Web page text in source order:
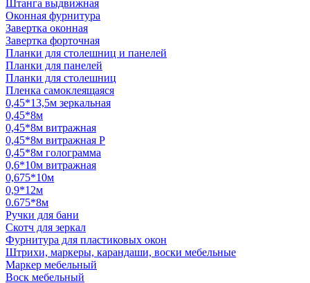
Штанга выдвижная
Оконная фурнитура
Завертка оконная
Завертка форточная
Планки для столешниц и панелей
Планки для панелей
Планки для столешниц
Пленка самоклеящаяся
0,45*13,5м зеркальная
0,45*8м
0,45*8м витражная
0,45*8м витражная Р
0,45*8м голограмма
0,6*10м витражная
0,675*10м
0,9*12м
0.675*8м
Ручки для бани
Скотч для зеркал
Фурнитура для пластиковых окон
Штрихи, маркеры, карандаши, воски мебельные
Маркер мебельный
Воск мебельный